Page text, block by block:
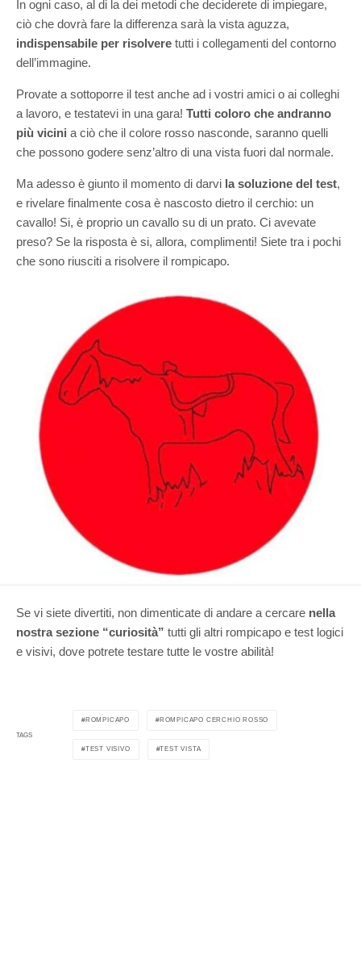
In ogni caso, al di la dei metodi che deciderete di impiegare,
ciò che dovrà fare la differenza sarà la vista aguzza,
indispensabile per risolvere tutti i collegamenti del contorno
dell’immagine.
Provate a sottoporre il test anche ad i vostri amici o ai colleghi
a lavoro, e testatevi in una gara! Tutti coloro che andranno
più vicini a ciò che il colore rosso nasconde, saranno quelli
che possono godere senz’altro di una vista fuori dal normale.
Ma adesso è giunto il momento di darvi la soluzione del test,
e rivelare finalmente cosa è nascosto dietro il cerchio: un
cavallo! Si, è proprio un cavallo su di un prato. Ci avevate
preso? Se la risposta è si, allora, complimenti! Siete tra i pochi
che sono riusciti a risolvere il rompicapo.
Se vi siete divertiti, non dimenticate di andare a cercare nella
nostra sezione “curiosità” tutti gli altri rompicapo e test logici
e visivi, dove potrete testare tutte le vostre abilità!
TAGS
ROMPICAPO ROMPICAPO CERCHIO ROSSO
TEST VISIVO TEST VISTA